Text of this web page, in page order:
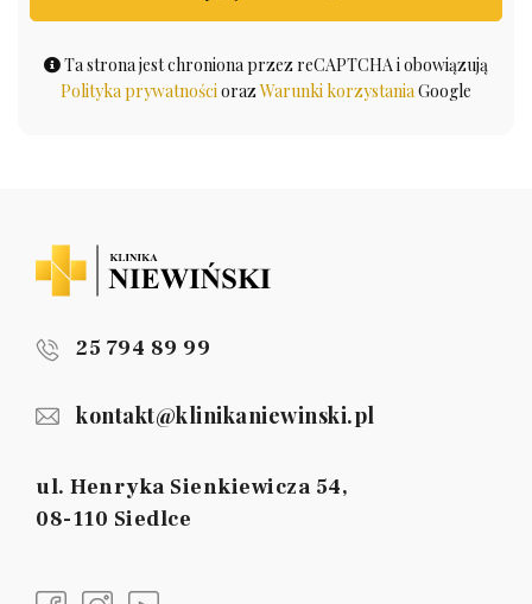
Ta strona jest chroniona przez reCAPTCHA i obowiązują
Polityka prywatnościorazWarunki korzystaniaGoogle
25 794 89 99
kontakt@klinikaniewinski.pl
ul. Henryka Sienkiewicza 54,
08-110 Siedlce